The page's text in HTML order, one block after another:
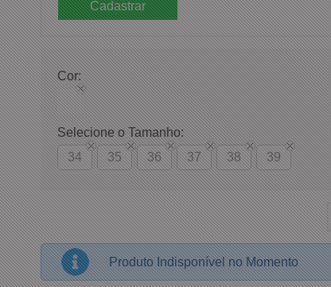
Cor:
Selecione o Tamanho:
34
35 36 37 38 39
Produto Indisponível no Momento